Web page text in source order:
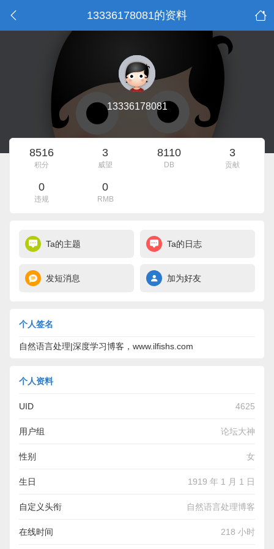
13336178081的资料
13336178081
8516
积分
3
威望
8110
DB
3
贡献
0
违规
0
RMB
Ta的主题 Ta的日志
发短消息 加为好友
个人签名
自然语言处理|深度学习博客，www.ilfishs.com
个人资料
UID 4625
用户组 论坛大神
性别 女
生日 1919 年 1 月 1 日
自定义头衔 自然语言处理博客
在线时间 218 小时